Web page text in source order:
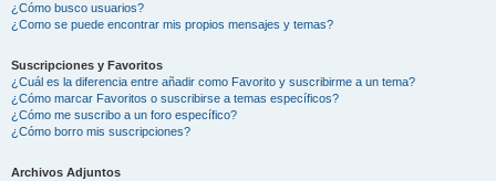
¿Cómo busco usuarios?
¿Como se puede encontrar mis propios mensajes y temas?
Suscripciones y Favoritos
¿Cuál es la diferencia entre añadir como Favorito y suscribirme a un tema?
¿Cómo marcar Favoritos o suscribirse a temas específicos?
¿Cómo me suscribo a un foro específico?
¿Cómo borro mis suscripciones?
Archivos Adjuntos